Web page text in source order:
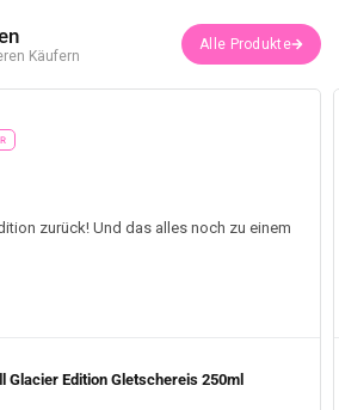
Käufern
zurück! Und das alles noch zu einem
Glacier Edition Gletschereis 250ml